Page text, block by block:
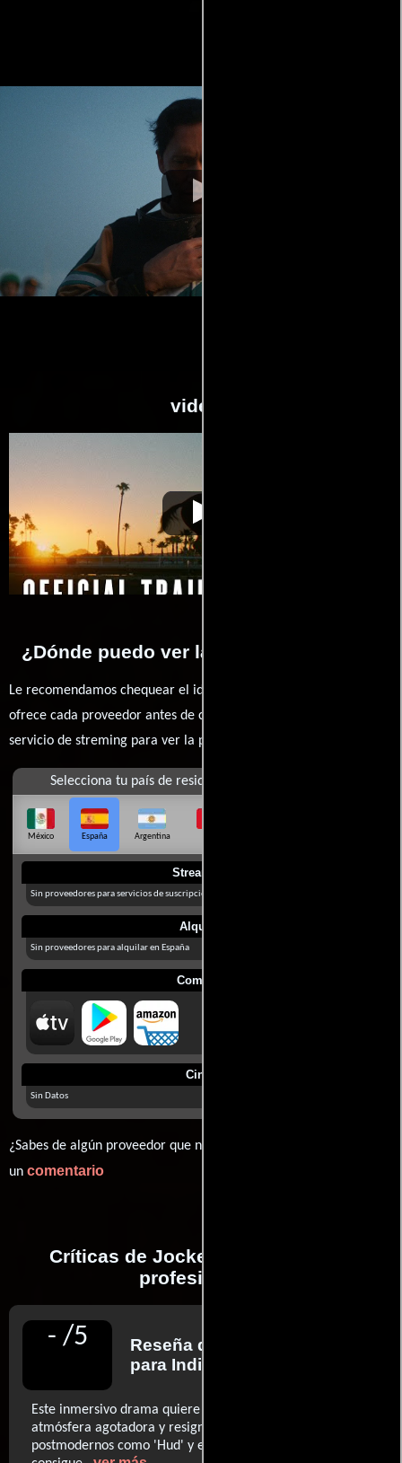
videos
Video de la película Jockey
¿Dónde puedo ver la películas Jockey?
Le recomendamos chequear el idioma, doblaje o subtítulos que
ofrece cada proveedor antes de comprar, alquilar o contratar un
servicio de streming para ver la películas.
Selecciona tu país de residencia
México España Argentina
Streaming
Sin proveedores para servicios de suscripción en España
Alquilar
Sin proveedores para alquilar en España
Comprar
Cines
Sin Datos
¿Sabes de algún proveedor que no estamos mostrando? déjanos
un comentario
Críticas de Jockey realizadas por
profesionales
- /5 Reseña de
para IndieWire
Este inmersivo drama quiere evocar la clase de
atmósfera agotadora y resignada conjurada por westerns
postmodernos como 'Hud' y en su mayor parte, lo